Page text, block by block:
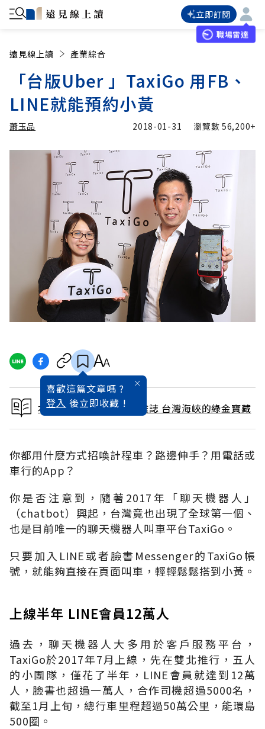
立即訂閱
職場雷達
遠見線上讀 產業綜合
「台版Uber 」TaxiGo 用FB、
LINE就能預約小黃
蕭玉品
蕭玉品 加入追蹤
2018-01-31 瀏覽數56,200+
喜歡這篇文章嗎 ?
登入 後立即收藏 !
本文出自 2018 / 2月號雜誌 台灣海峽的綠金寶藏
你都用什麼方式招喚計程車？路邊伸手？用電話或
車行的App？
你是否注意到，隨著2017年「聊天機器人」
（chatbot）興起，台灣竟也出現了全球第一個、
也是目前唯一的聊天機器人叫車平台TaxiGo。
只要加入LINE或者臉書Messenger的TaxiGo帳
號，就能夠直接在頁面叫車，輕輕鬆鬆搭到小黃。
上線半年 LINE會員12萬人
過去，聊天機器人大多用於客戶服務平台，
TaxiGo於2017年7月上線，先在雙北推行，五人
的小團隊，僅花了半年，LINE會員就達到12萬
人，臉書也超過一萬人，合作司機超過5000名，
截至1月上旬，總行車里程超過50萬公里，能環島
500圈。